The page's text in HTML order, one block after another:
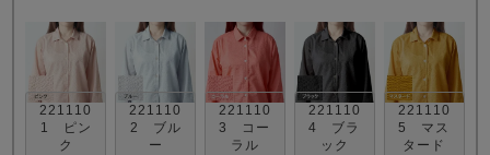
221110
1 ピン
ク
221110
2 ブル
ー
221110
3 コー
ラル
221110
4 ブラ
ック
221110
5 マス
タード